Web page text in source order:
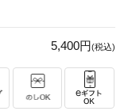
5,400円(税込)